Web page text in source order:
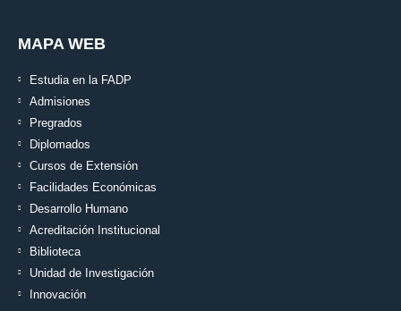
MAPA WEB
Estudia en la FADP
Admisiones
Pregrados
Diplomados
Cursos de Extensión
Facilidades Económicas
Desarrollo Humano
Acreditación Institucional
Biblioteca
Unidad de Investigación
Innovación